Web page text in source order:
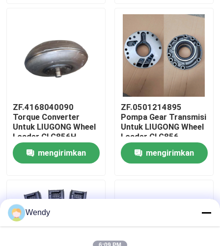
Tentang kami
Kontrol kualitas
Hubungi kami
Kasus
4WG200 Seri
ZF.4168040090
Torque Converter
Untuk LIUGONG Wheel
Loader CLG856H、
CLG862H、
CLG870H、CLG886H
Transmisi 4WG200、
mengirimkan
ZF.0501214895
Pompa Gear Transmisi
Untuk LIUGONG Wheel
Loader CLG856、
CLG856H、CLG862、
CLG870 Transmisi
4WG180 4WG200
mengirimkan
Wendy